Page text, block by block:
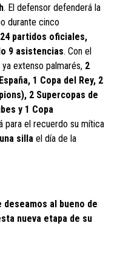
. El defensor defenderá la
durante cinco
partidos oficiales,
9 asistencias. Con el
extenso palmarés, 2
1 Copa del Rey, 2
2 Supercopas de
y 1 Copa
para el recuerdo su mítica
silla el día de la
deseamos al bueno de
nueva etapa de su